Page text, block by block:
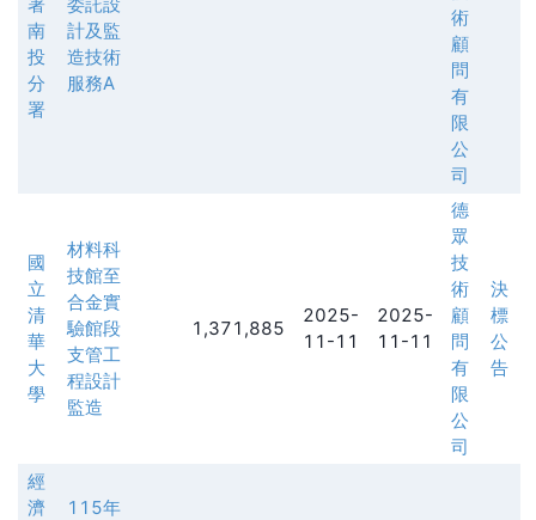
南
投
分
署
計及監
造技術
服務A
術
顧
問
有
限
公
司
國
立
清
華
大
學
材料科
技館至
合金實
驗館段
支管工
程設計
監造
1,371,885
2025-
11-11
2025-
11-11
德
眾
技
術
顧
問
有
限
公
司
決
標
公
告
經
濟
115年